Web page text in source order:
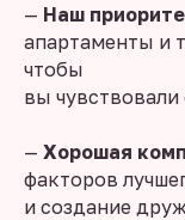
— Наш
апартаменты и
чтобы
вы
— Хорошая
факторов
и создание